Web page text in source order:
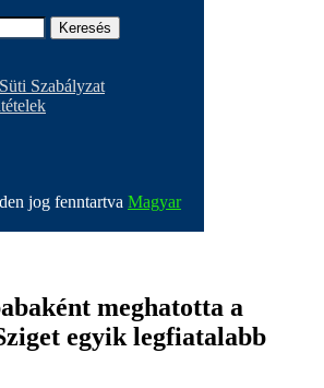
Keresés
Szabályzat
jog fenntartva Magyar
meghatotta a
egyik legfiatalabb